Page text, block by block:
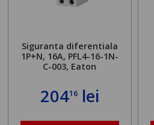
Siguranta diferentiala
1P+N, 16A, PFL4-16-1N-
C-003, Eaton
20416lei